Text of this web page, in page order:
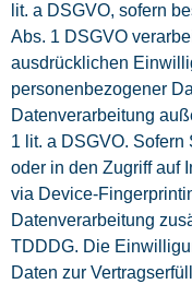
lit. a DSGVO, sofern
Abs. 1 DSGVO
ausdrücklichen
personenbezogener
Datenverarbeitung
1 lit. a DSGVO.
oder in den Zugriff auf
via Device-
Datenverarbeitung
TDDDG. Die
Daten zur